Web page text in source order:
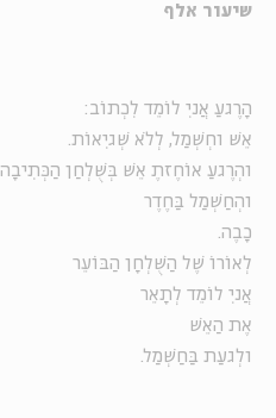
שיעור אלף
הָרֶגעַ אֲניִ לוֹמֵד לִכְתוֹב:
אֵשׁ וחְשְׁמַל, לְלֹא שְׁגיִאוֹת.
והְרֶגעַ אוֹחֶזתֶ אֵשׁ בְּשֻׁלְחַן הַכְּתִיבָה
והְחַשְׁמַל בַּחֶדֶר
כָבֶה.
לְאוֹרוֹ שֶׁל הַשֻׁלְחָן הַבּוֹעֵר
אֲניִ לוֹמֵד לְתָאֵר
אֶת הַאֵשׁ
ולְגעַת בַּחַשְׁמַל.